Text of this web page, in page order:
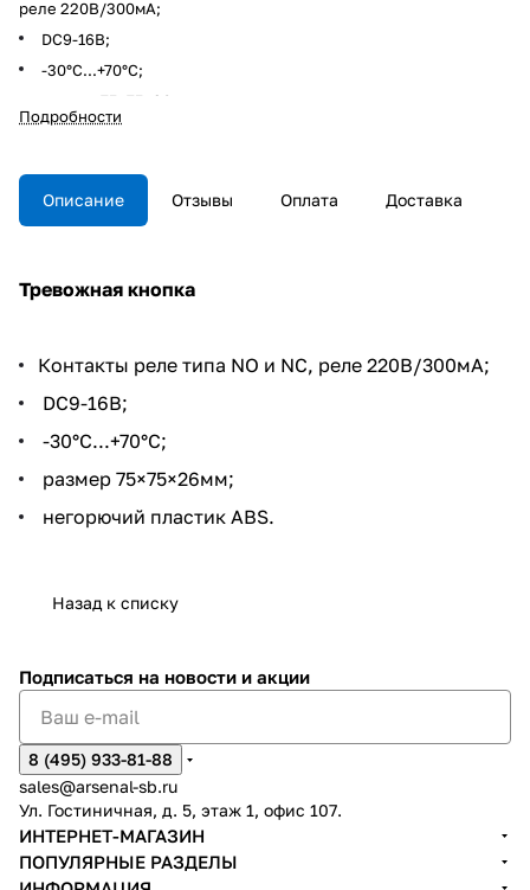
реле 220В/300мА;
DC9-16В;
-30°C...+70°C;
размер 75×75×26мм;
негорючий пластик ABS.
Подробности
Описание Отзывы Оплата Доставка
Тревожная кнопка
Контакты реле типа NO и NC, реле 220В/300мА;
DC9-16В;
-30°C...+70°C;
размер 75×75×26мм;
негорючий пластик ABS.
Назад к списку
Подписаться на новости и акции
8 (495) 933-81-88
sales@arsenal-sb.ru
Ул. Гостиничная, д. 5, этаж 1, офис 107.
ИНТЕРНЕТ-МАГАЗИН
ПОПУЛЯРНЫЕ РАЗДЕЛЫ